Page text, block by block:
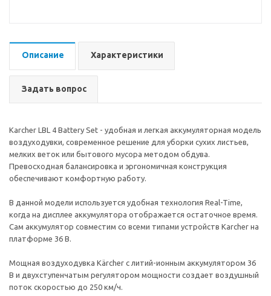
Описание Характеристики
Задать вопрос
Karcher LBL 4 Battery Set - удобная и легкая аккумуляторная модель
воздуходувки, современное решение для уборки сухих листьев,
мелких веток или бытового мусора методом обдува.
Превосходная балансировка и эргономичная конструкция
обеспечивают комфортную работу.
В данной модели используется удобная технология Real-Time,
когда на дисплее аккумулятора отображается остаточное время.
Сам аккумулятор совместим со всеми типами устройств Karcher на
платформе 36 B.
Мощная воздуходувка Kärcher с литий-ионным аккумулятором 36
В и двухступенчатым регулятором мощности создает воздушный
поток скоростью до 250 км/ч.